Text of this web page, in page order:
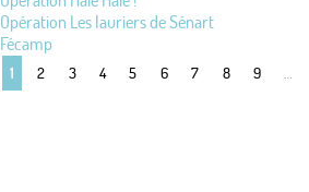
Opération Les lauriers de Sénart
Fécamp
1 2 3 4 5 6 7 8 9 …